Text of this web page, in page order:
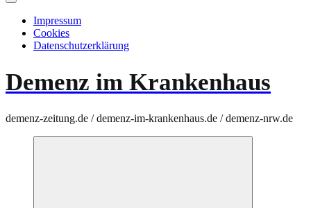
Impressum
Cookies
Datenschutzerklärung
Demenz im Krankenhaus
demenz-zeitung.de / demenz-im-krankenhaus.de / demenz-nrw.de